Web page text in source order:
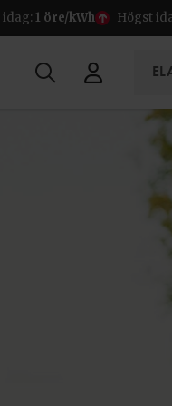
1 öre/kWh Högst